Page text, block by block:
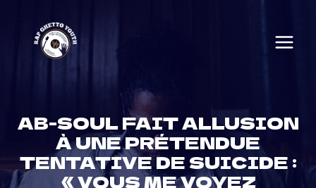
content
AB-SOUL FAIT ALLUSION
À UNE PRÉTENDUE
TENTATIVE DE SUICIDE :
« VOUS ME VOYEZ